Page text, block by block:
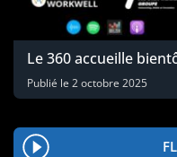
Le 360 accueille
Publié le 2 octobre 2025